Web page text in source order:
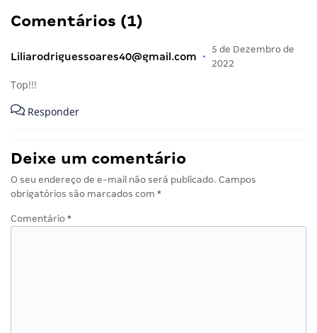
Comentários (1)
Liliarodriguessoares40@gmail.com •
5 de Dezembro de
2022
Top!!!
Responder
Deixe um comentário
O seu endereço de e-mail não será publicado. Campos
obrigatórios são marcados com *
Comentário *